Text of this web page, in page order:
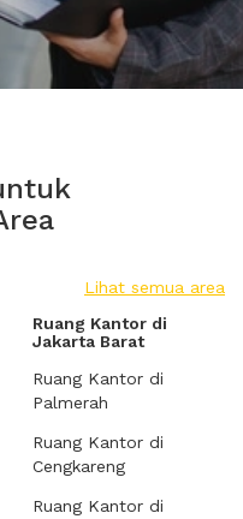
Lihat semua area
Ruang Kantor di
Jakarta Barat
Ruang Kantor di
Palmerah
Ruang Kantor di
Cengkareng
Ruang Kantor di